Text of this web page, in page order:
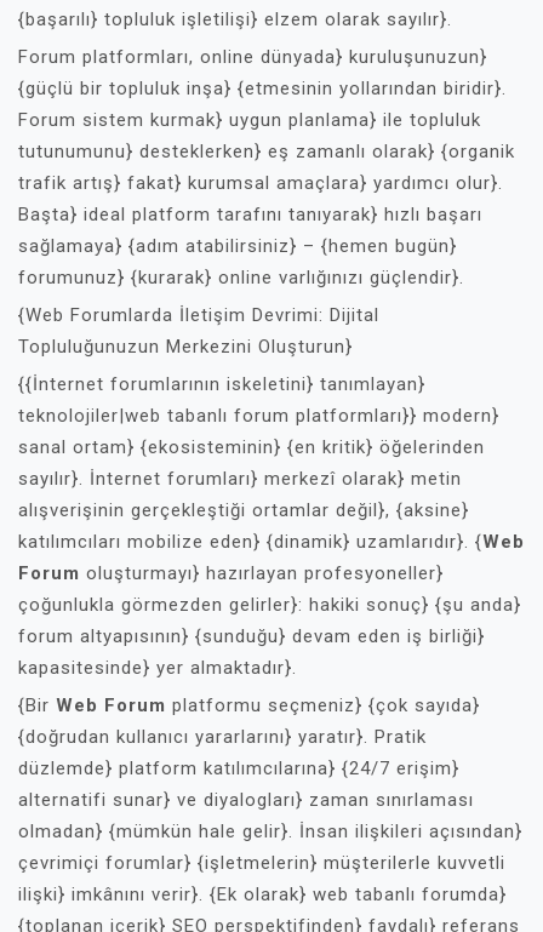
{başarılı} topluluk işletilişi} elzem olarak sayılır}.
Forum platformları, online dünyada} kuruluşunuzun}
{güçlü bir topluluk inşa} {etmesinin yollarından biridir}.
Forum sistem kurmak} uygun planlama} ile topluluk
tutunumunu} desteklerken} eş zamanlı olarak} {organik
trafik artış} fakat} kurumsal amaçlara} yardımcı olur}.
Başta} ideal platform tarafını tanıyarak} hızlı başarı
sağlamaya} {adım atabilirsiniz} – {hemen bugün}
forumunuz} {kurarak} online varlığınızı güçlendir}.
{Web Forumlarda İletişim Devrimi: Dijital
Topluluğunuzun Merkezini Oluşturun}
{{İnternet forumlarının iskeletini} tanımlayan}
teknolojiler|web tabanlı forum platformları}} modern}
sanal ortam} {ekosisteminin} {en kritik} öğelerinden
sayılır}. İnternet forumları} merkezî olarak} metin
alışverişinin gerçekleştiği ortamlar değil}, {aksine}
katılımcıları mobilize eden} {dinamik} uzamlarıdır}. {Web
Forum oluşturmayı} hazırlayan profesyoneller}
çoğunlukla görmezden gelirler}: hakiki sonuç} {şu anda}
forum altyapısının} {sunduğu} devam eden iş birliği}
kapasitesinde} yer almaktadır}.
{Bir Web Forum platformu seçmeniz} {çok sayıda}
{doğrudan kullanıcı yararlarını} yaratır}. Pratik
düzlemde} platform katılımcılarına} {24/7 erişim}
alternatifi sunar} ve diyalogları} zaman sınırlaması
olmadan} {mümkün hale gelir}. İnsan ilişkileri açısından}
çevrimiçi forumlar} {işletmelerin} müşterilerle kuvvetli
ilişki} imkânını verir}. {Ek olarak} web tabanlı forumda}
{toplanan içerik} SEO perspektifinden} faydalı} referans